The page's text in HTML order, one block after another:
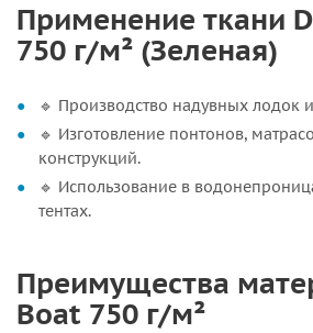
Применение ткани
750 г/м² (Зеленая)
🔹 Производство надувных лодок
🔹 Изготовление понтонов,
конструкций.
🔹 Использование в
тентах.
Преимущества
Boat 750 г/м²